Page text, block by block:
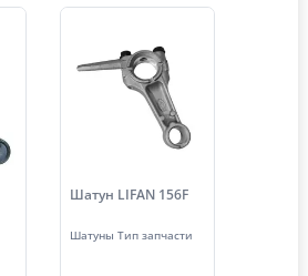
Шатун LIFAN 156F
Шатуны Тип запчасти